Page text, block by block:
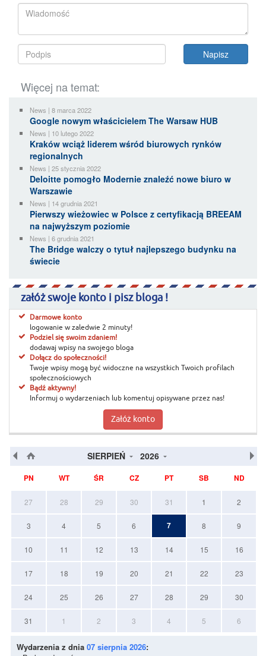
Więcej na temat:
News | 8 marca 2022
Google nowym właścicielem The Warsaw HUB
News | 10 lutego 2022
Kraków wciąż liderem wśród biurowych rynków
regionalnych
News | 25 stycznia 2022
Deloitte pomogło Modernie znaleźć nowe biuro w
Warszawie
News | 14 grudnia 2021
Pierwszy wieżowiec w Polsce z certyfikacją BREEAM
na najwyższym poziomie
News | 6 grudnia 2021
The Bridge walczy o tytuł najlepszego budynku na
świecie
załóż swoje konto i pisz bloga !
Darmowe konto
logowanie w zaledwie 2 minuty!
Podziel się swoim zdaniem!
dodawaj wpisy na swojego bloga
Dołącz do społeczności!
Twoje wpisy mogą być widoczne na wszystkich Twoich profilach
społecznościowych
Bądź aktywny!
Informuj o wydarzeniach lub komentuj opisywane przez nas!
Załóż konto
SIERPIEŃ 2026
PN WT ŚR CZ PT SB ND
27 28 29 30 31 1 2
3 4 5 6 7 8 9
10 11 12 13 14 15 16
17 18 19 20 21 22 23
24 25 26 27 28 29 30
31 1 2 3 4 5 6
Wydarzenia z dnia 07 sierpnia 2026: